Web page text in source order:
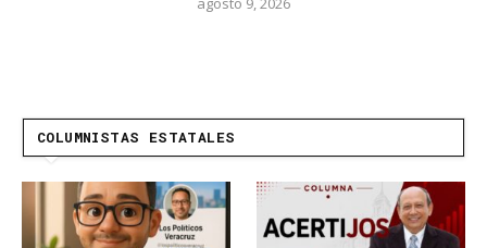
COLUMNISTAS ESTATALES